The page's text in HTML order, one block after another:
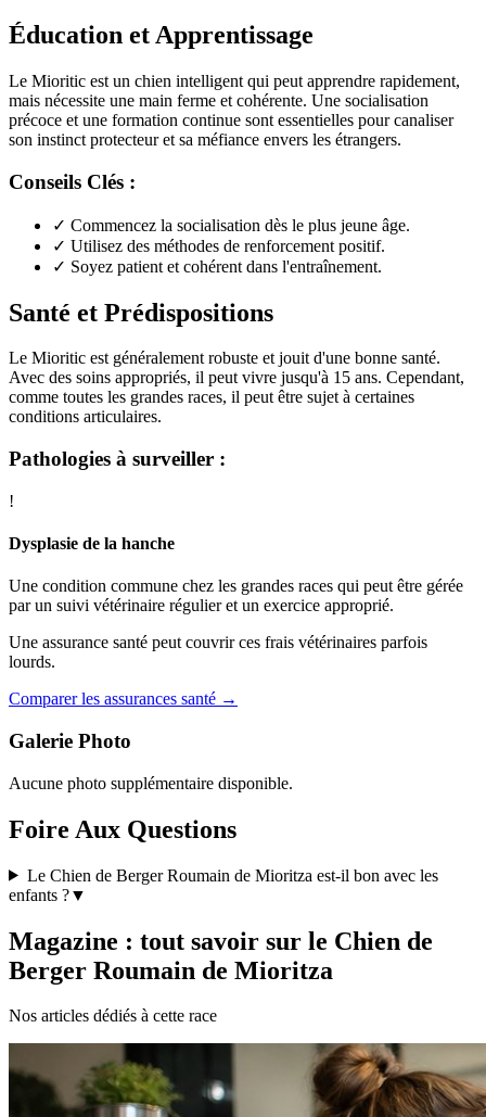
Éducation et Apprentissage
Le Mioritic est un chien intelligent qui peut apprendre rapidement,
mais nécessite une main ferme et cohérente. Une socialisation
précoce et une formation continue sont essentielles pour canaliser
son instinct protecteur et sa méfiance envers les étrangers.
Conseils Clés :
✓ Commencez la socialisation dès le plus jeune âge.
✓ Utilisez des méthodes de renforcement positif.
✓ Soyez patient et cohérent dans l'entraînement.
Santé et Prédispositions
Le Mioritic est généralement robuste et jouit d'une bonne santé.
Avec des soins appropriés, il peut vivre jusqu'à 15 ans. Cependant,
comme toutes les grandes races, il peut être sujet à certaines
conditions articulaires.
Pathologies à surveiller :
!
Dysplasie de la hanche
Une condition commune chez les grandes races qui peut être gérée
par un suivi vétérinaire régulier et un exercice approprié.
Une assurance santé peut couvrir ces frais vétérinaires parfois
lourds.
Comparer les assurances santé →
Galerie Photo
Aucune photo supplémentaire disponible.
Foire Aux Questions
Le Chien de Berger Roumain de Mioritza est-il bon avec les
enfants ?▼
Magazine : tout savoir sur le Chien de
Berger Roumain de Mioritza
Nos articles dédiés à cette race